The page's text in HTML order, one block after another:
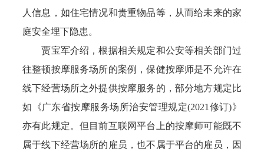
人信息，如住宅情况和贵重物品等，从而给未来的家
庭安全埋下隐患。
贾宝军介绍，根据相关规定和公安等相关部门过
往整顿按摩服务场所的案例，保健按摩师是不允许在
线下经营场所之外提供按摩服务的，部分地方规定比
如《广东省按摩服务场所治安管理规定(2021修订)》
亦有此规定。但目前互联网平台上的按摩师可能既不
属于线下经营场所的雇员，也不属于平台的雇员，因